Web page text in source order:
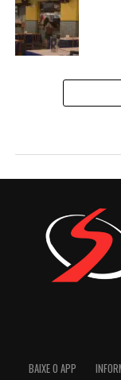
BAIXE O APP